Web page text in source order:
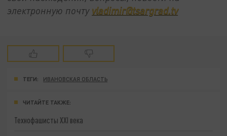
электронную почту vladimir@tsargrad.tv
ТЕГИ: ИВАНОВСКАЯ ОБЛАСТЬ
ЧИТАЙТЕ ТАКЖЕ:
Технофашисты XXI века